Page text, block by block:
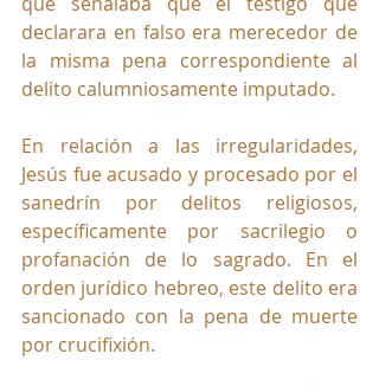
declarara en falso era merecedor de
la misma pena correspondiente al
delito calumniosamente imputado.
En relación a las irregularidades,
Jesús fue acusado y procesado por el
sanedrín por delitos religiosos,
específicamente por sacrilegio o
profanación de lo sagrado. En el
orden jurídico hebreo, este delito era
sancionado con la pena de muerte
por crucifixión.